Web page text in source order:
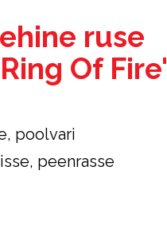
ruse
Of Fire'
poolvari
peenrasse